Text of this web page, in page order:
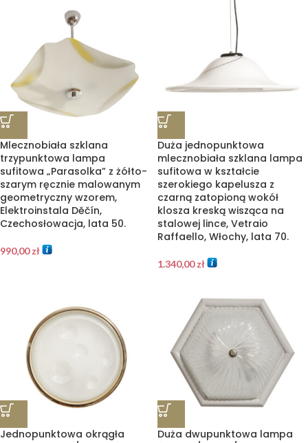
Mlecznobiała szklana
trzypunktowa lampa
sufitowa „Parasolka” z żółto-
szarym ręcznie malowanym
geometryczny wzorem,
Elektroinstala Děčín,
Czechosłowacja, lata 50.
990,00zł
Duża jednopunktowa
mlecznobiała szklana lampa
sufitowa w kształcie
szerokiego kapelusza z
czarną zatopioną wokół
klosza kreską wisząca na
stalowej lince, Vetraio
Raffaello, Włochy, lata 70.
1.340,00zł
Jednopunktowa okrągła
Duża dwupunktowa lampa